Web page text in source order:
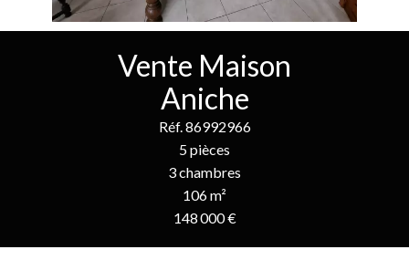
Vente Maison
Aniche
Réf. 86992966
5 pièces
3 chambres
106 m²
148 000 €